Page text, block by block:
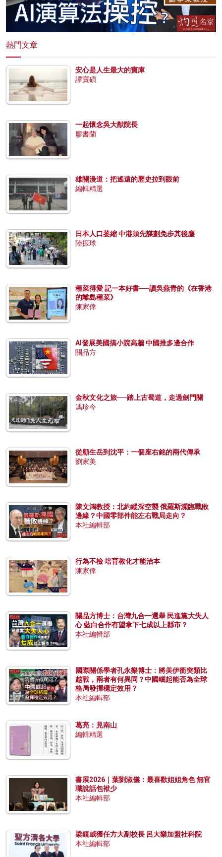
熱門文章
安心是人生最大的寶庫
譚寶碩
一起懷念吳大猷院長
廖書蘭
雄關漫道：把遙遠的歷史拉到眼前
編輯精選
日本人口萎縮 中港須先謀劃免步其後塵
陸振球
種菜得愛 記一本好書──讀吳燕青的《在香港
的離島種菜》
陳家偉
AI發展美國搞小院高牆 中國推多邊合作
關品方
金秋文化之旅──踏上古蜀道，走過劍門關
馮珍今
從顧生岳到沈平：一個座右銘的兩代傳承
劉家美
陳文鴻教授：北約縱深空襲 俄羅斯瀕臨戰敗
邊緣？中國零部件能左右戰局走向？
本社編輯部
行為不檢 培育教化才能治本
陳家偉
關品方博士：台灣九合一選舉 民進黨大失人
心 藍白合作有望拿下七成以上縣市？
本社編輯部
國際關係學者孔永樂博士：將美伊衝突類比
越戰，兩者有何異同？中國崛起能否為全球
格局發揮穩定效用？
本社編輯部
葛亮：見南山
編輯精選
書展2026｜葉劉淑儀：最喜歡姐姐角色 無官
職說話包袱少
本社編輯部
梁鏡威獲任方大副校長 呂大樂加盟社科院
本社編輯部